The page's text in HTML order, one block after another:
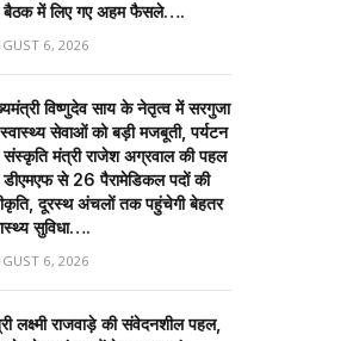
बैठक में लिए गए अहम फैसले….
6, 2026
विष्णुदेव साय के नेतृत्व में सरगुजा
सेवाओं को बड़ी मजबूती, पर्यटन
संस्कृति मंत्री राजेश अग्रवाल की पहल
डीएमएफ से 26 पैरामेडिकल पदों की
दूरस्थ अंचलों तक पहुंचेगी बेहतर
सुविधा….
6, 2026
लक्ष्मी राजवाड़े की संवेदनशील पहल,